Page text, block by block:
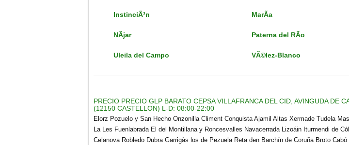
InstinciÃ³n MarÃ­a
NÃ­jar Paterna del RÃ­o
Uleila del Campo VÃ©lez-Blanco
PRECIO PRECIO GLP BARATO CEPSA VILLAFRANCA DEL CID, AVINGUDA DE
(12150 CASTELLON) L-D: 08:00-22:00
Elorz Pozuelo y San Hecho Onzonilla Climent Conquista Ajamil Altas Xermade Tudela
La Les Fuenlabrada El del Montillana y Roncesvalles Navacerrada Lizoáin Iturmendi de
Celanova Robledo Dubra Garrigàs los de Pezuela Reta den Barchín de Coruña Broto